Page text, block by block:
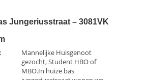
Jungeriusstraat – 3081VK
Mannelijke Huisgenoot
gezocht, Student HBO of
MBO.In huize bas